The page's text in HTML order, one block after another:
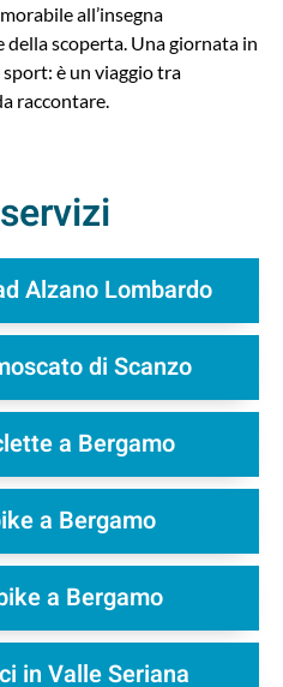
all’insegna
della scoperta. Una giornata in
è un viaggio tra
raccontare.
Alzano Lombardo
di Scanzo
a Bergamo
a Bergamo
a Bergamo
in Valle Seriana